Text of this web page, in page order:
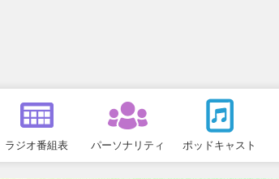
ラジオ番組表 パーソナリティ ポッドキャスト